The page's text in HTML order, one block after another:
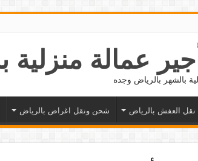
العفش بالرياض شحن ونقل اغراض بالرياض